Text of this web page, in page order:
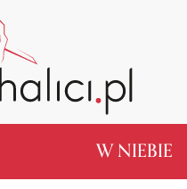
W NIEBIE